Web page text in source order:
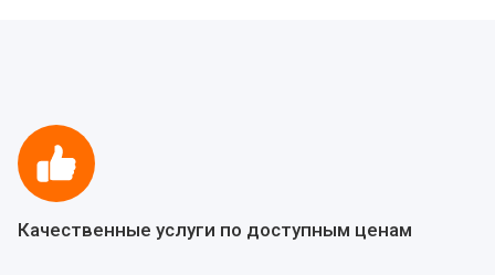
Качественные услуги по доступным ценам